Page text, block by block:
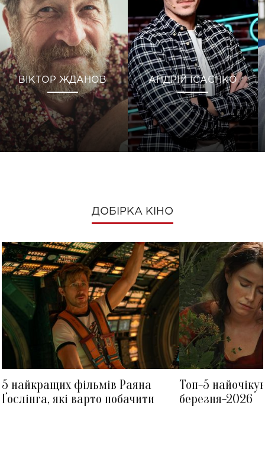
ВІКТОР ЖДАНОВ АНДРІЙ ІСАЄНКО
ДОБІРКА КІНО
5 найкращих фільмів Раяна
Ґослінга, які варто побачити
Топ-5
березня-2026